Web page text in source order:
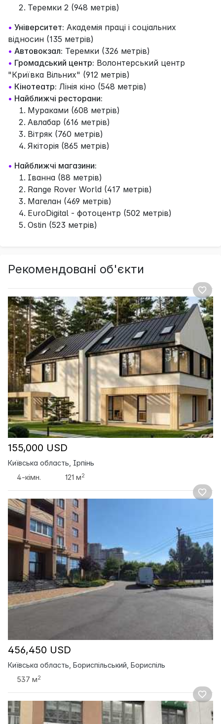
Теремки 2 (948 метрів)
• Університет: Академія праці і соціальних
відносин (135 метрів)
• Автовокзал: Теремки (326 метрів)
• Громадський центр: Волонтерський центр
"Криївка Вільних" (912 метрів)
• Кінотеатр: Лінія кіно (548 метрів)
• Найближчі ресторани:
Мураками (608 метрів)
Авлабар (616 метрів)
Вітряк (760 метрів)
Якіторія (865 метрів)
• Найближчі магазини:
Іванна (88 метрів)
Range Rover World (417 метрів)
Магелан (469 метрів)
EuroDigital - фотоцентр (502 метрів)
Ostin (523 метрів)
Рекомендовані об'єкти
155,000 USD
Київська область, Ірпінь
4-кімн.
121 м2
456,450 USD
Київська область, Бориспільський, Бориспіль
537 м2